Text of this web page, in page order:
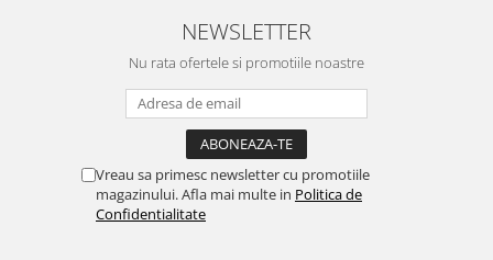
NEWSLETTER
Nu rata ofertele si promotiile noastre
Vreau sa primesc newsletter cu promotiile
magazinului. Afla mai multe in Politica de
Confidentialitate